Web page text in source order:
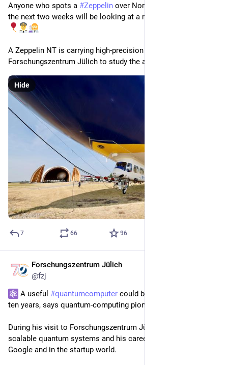
Anyone who spots a #Zeppelin over North Rhine-Westphalia in
the next two weeks will be looking at a research lab in the air.
A Zeppelin NT is carrying high-precision instruments from
Forschungszentrum Jülich to study the atmosphere.
Hide
7 66 96
Forschungszentrum Jülich
@fzj
A useful #quantumcomputer could be built within five to
ten years, says quantum-computing pioneer John Martinis.
During his visit to Forschungszentrum Jülich, he spoke about
scalable quantum systems and his career in academia, at
Google and in the startup world.